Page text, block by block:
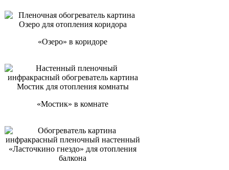
«Озеро» в коридоре
«Мостик» в комнате